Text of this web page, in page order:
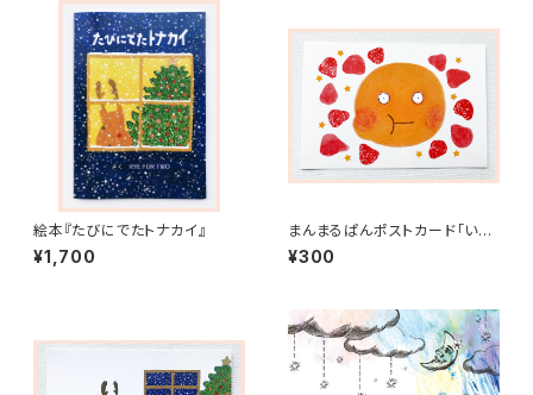
絵本『たびにでたトナカイ』
¥1,700
まんまるぱんポストカード「いち
ご」
¥300